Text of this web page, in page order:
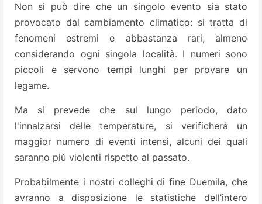
Non si può dire che un singolo evento sia stato
provocato dal cambiamento climatico: si tratta di
fenomeni estremi e abbastanza rari, almeno
considerando ogni singola località. I numeri sono
piccoli e servono tempi lunghi per provare un
legame.
Ma si prevede che sul lungo periodo, dato
l'innalzarsi delle temperature, si verificherà un
maggior numero di eventi intensi, alcuni dei quali
saranno più violenti rispetto al passato.
Probabilmente i nostri colleghi di fine Duemila, che
avranno a disposizione le statistiche dell’intero